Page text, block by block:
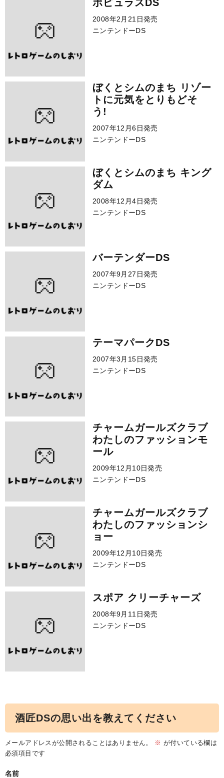
ポピュラスDS
2008年2月21日発売
ニンテンドーDS
ぼくとシムのまち リゾー
トに元気をとりもどそ
う!
2007年12月6日発売
ニンテンドーDS
ぼくとシムのまち キング
ダム
2008年12月4日発売
ニンテンドーDS
バーテンダーDS
2007年9月27日発売
ニンテンドーDS
テーマパークDS
2007年3月15日発売
ニンテンドーDS
チャームガールズクラブ
わたしのファッションモ
ール
2009年12月10日発売
ニンテンドーDS
チャームガールズクラブ
わたしのファッションシ
ョー
2009年12月10日発売
ニンテンドーDS
スポア クリーチャーズ
2008年9月11日発売
ニンテンドーDS
酒匠DSの思い出を教えてください
メールアドレスが公開されることはありません。 ※ が付いている欄は
必須項目です
名前